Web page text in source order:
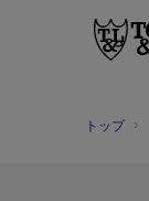
トップ